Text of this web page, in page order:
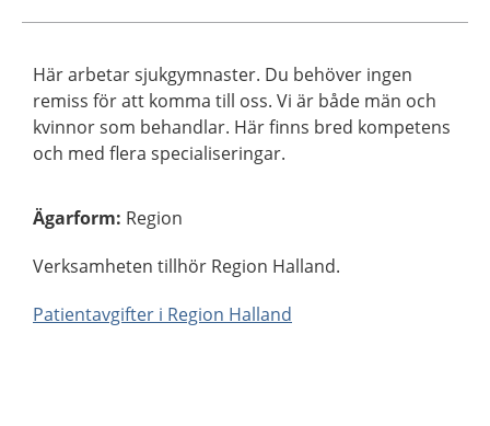
Här arbetar sjukgymnaster. Du behöver ingen
remiss för att komma till oss. Vi är både män och
kvinnor som behandlar. Här finns bred kompetens
och med flera specialiseringar.
Ägarform: Region
Verksamheten tillhör Region Halland.
Patientavgifter i Region Halland